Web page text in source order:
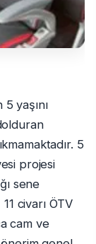
yaşını
5
projesi
sene
civarı ÖTV
cam ve